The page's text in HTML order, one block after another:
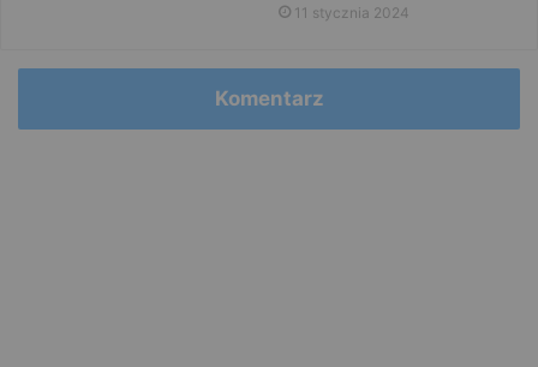
11 stycznia 2024
Komentarz